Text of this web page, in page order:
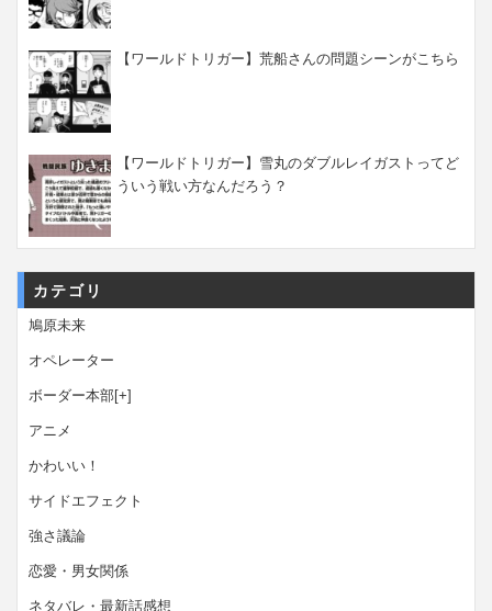
【ワールドトリガー】荒船さんの問題シーンがこちら
【ワールドトリガー】雪丸のダブルレイガストってど
ういう戦い方なんだろう？
カテゴリ
鳩原未来
オペレーター
ボーダー本部[+]
アニメ
かわいい！
サイドエフェクト
強さ議論
恋愛・男女関係
ネタバレ・最新話感想